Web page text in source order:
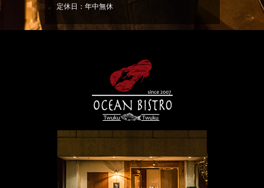
定休日：年中無休